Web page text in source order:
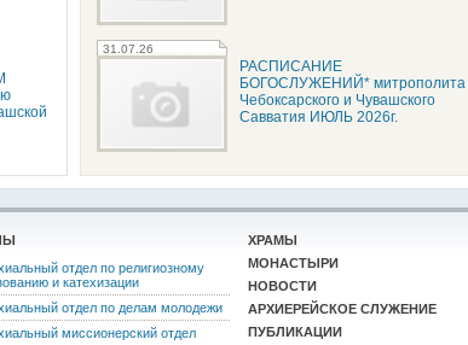
31.07.26
РАСПИСАНИЕ
БОГОСЛУЖЕНИЙ* митрополита
Чебоксарского и Чувашского
Савватия ИЮЛЬ 2026г.
отдел по религиозному
и катехизации
отдел по делам молодежи
миссионерский отдел
ХРАМЫ
МОНАСТЫРИ
НОВОСТИ
АРХИЕРЕЙСКОЕ СЛУЖЕНИЕ
ПУБЛИКАЦИИ